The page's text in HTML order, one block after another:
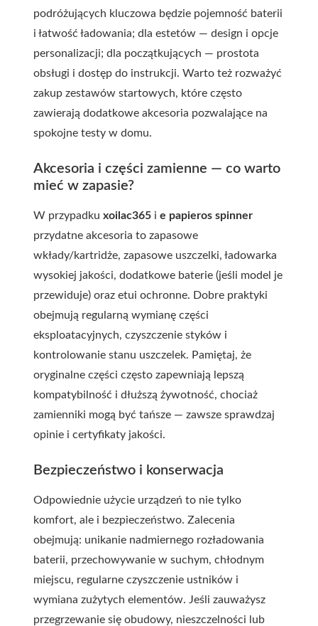
podróżujących kluczowa będzie pojemność baterii
i łatwość ładowania; dla estetów — design i opcje
personalizacji; dla początkujących — prostota
obsługi i dostęp do instrukcji. Warto też rozważyć
zakup zestawów startowych, które często
zawierają dodatkowe akcesoria pozwalające na
spokojne testy w domu.
Akcesoria i części zamienne — co warto
mieć w zapasie?
W przypadku xoilac365 i e papieros spinner
przydatne akcesoria to zapasowe
wkłady/kartridże, zapasowe uszczelki, ładowarka
wysokiej jakości, dodatkowe baterie (jeśli model je
przewiduje) oraz etui ochronne. Dobre praktyki
obejmują regularną wymianę części
eksploatacyjnych, czyszczenie styków i
kontrolowanie stanu uszczelek. Pamiętaj, że
oryginalne części często zapewniają lepszą
kompatybilność i dłuższą żywotność, chociaż
zamienniki mogą być tańsze — zawsze sprawdzaj
opinie i certyfikaty jakości.
Bezpieczeństwo i konserwacja
Odpowiednie użycie urządzeń to nie tylko
komfort, ale i bezpieczeństwo. Zalecenia
obejmują: unikanie nadmiernego rozładowania
baterii, przechowywanie w suchym, chłodnym
miejscu, regularne czyszczenie ustników i
wymiana zużytych elementów. Jeśli zauważysz
przegrzewanie się obudowy, nieszczelności lub